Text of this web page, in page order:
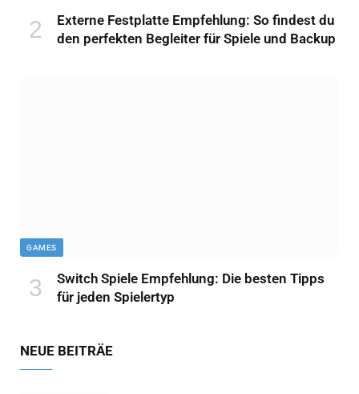
Externe Festplatte Empfehlung: So findest du
den perfekten Begleiter für Spiele und Backup
GAMES
Switch Spiele Empfehlung: Die besten Tipps
für jeden Spielertyp
NEUE BEITRÄE